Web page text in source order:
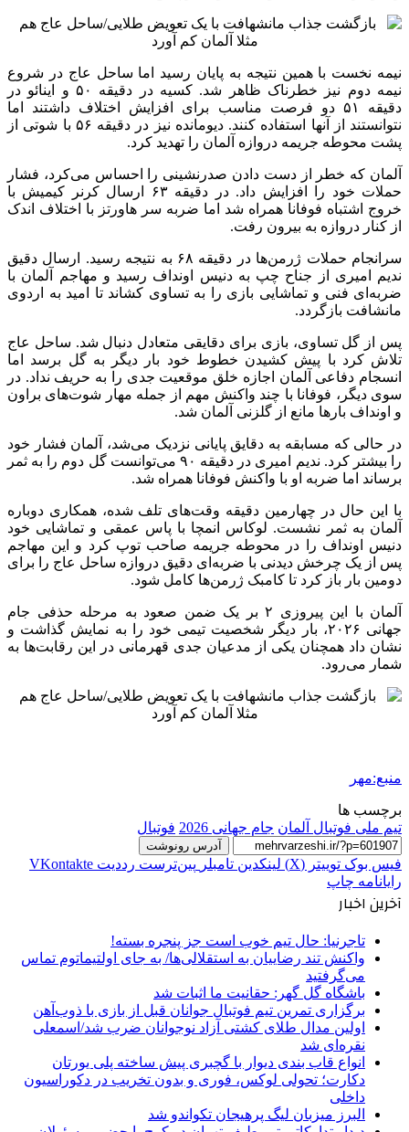
نیمه نخست با همین نتیجه به پایان رسید اما ساحل عاج در شروع
نیمه دوم نیز خطرناک ظاهر شد. کسیه در دقیقه ۵۰ و اینائو در
دقیقه ۵۱ دو فرصت مناسب برای افزایش اختلاف داشتند اما
نتوانستند از آنها استفاده کنند. دیومانده نیز در دقیقه ۵۶ با شوتی از
پشت محوطه جریمه دروازه آلمان را تهدید کرد.
آلمان که خطر از دست دادن صدرنشینی را احساس می‌کرد، فشار
حملات خود را افزایش داد. در دقیقه ۶۳ ارسال کرنر کیمیش با
خروج اشتباه فوفانا همراه شد اما ضربه سر هاورتز با اختلاف اندک
از کنار دروازه به بیرون رفت.
سرانجام حملات ژرمن‌ها در دقیقه ۶۸ به نتیجه رسید. ارسال دقیق
ندیم امیری از جناح چپ به دنیس اونداف رسید و مهاجم آلمان با
ضربه‌ای فنی و تماشایی بازی را به تساوی کشاند تا امید به اردوی
مانشافت بازگردد.
پس از گل تساوی، بازی برای دقایقی متعادل دنبال شد. ساحل عاج
تلاش کرد با پیش کشیدن خطوط خود بار دیگر به گل برسد اما
انسجام دفاعی آلمان اجازه خلق موقعیت جدی را به حریف نداد. در
سوی دیگر، فوفانا با چند واکنش مهم از جمله مهار شوت‌های براون
و اونداف بارها مانع از گلزنی آلمان شد.
در حالی که مسابقه به دقایق پایانی نزدیک می‌شد، آلمان فشار خود
را بیشتر کرد. ندیم امیری در دقیقه ۹۰ می‌توانست گل دوم را به ثمر
برساند اما ضربه او با واکنش فوفانا همراه شد.
با این حال در چهارمین دقیقه وقت‌های تلف شده، همکاری دوباره
آلمان به ثمر نشست. لوکاس انمچا با پاس عمقی و تماشایی خود
دنیس اونداف را در محوطه جریمه صاحب توپ کرد و این مهاجم
پس از یک چرخش دیدنی با ضربه‌ای دقیق دروازه ساحل عاج را برای
دومین بار باز کرد تا کامبک ژرمن‌ها کامل شود.
آلمان با این پیروزی ۲ بر یک ضمن صعود به مرحله حذفی جام
جهانی ۲۰۲۶، بار دیگر شخصیت تیمی خود را به نمایش گذاشت و
نشان داد همچنان یکی از مدعیان جدی قهرمانی در این رقابت‌ها به
شمار می‌رود.
منبع:مهر
برچسب ها
تیم ملی فوتبال آلمان جام جهانی 2026 فوتبال
آدرس رونوشت
فیس بوک توییتر (X) لینکدین ‫تامبلر ‫پین‌ترست ‫رددیت ‫VKontakte
رایانامه چاپ
آخرین اخبار
تاجرنیا: حال تیم خوب است جز پنجره بسته!
واکنش تند رضاییان به استقلالی‌ها/ به جای اولتیماتوم تماس
می‌گرفتید
باشگاه گل گهر: حقانیت ما اثبات شد
برگزاری تمرین تیم فوتبال جوانان قبل از بازی با ذوب‌آهن
اولین مدال طلای کشتی آزاد نوجوانان ضرب شد/اسمعلی
نقره‌ای شد
انواع قاب بندی دیوار با گچبری پیش ساخته پلی یورتان
دکارت؛ تحولی لوکس، فوری و بدون تخریب در دکوراسیون
داخلی
البرز میزبان لیگ پرهیجان تکواندو شد